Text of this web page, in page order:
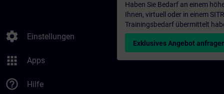
settings Einstellungen
apps Apps
help_outline Hilfe
Haben Sie Bedarf an einem
Ihnen, virtuell oder in einem
Trainingsbedarf übermittelt
Exklusives Angebot